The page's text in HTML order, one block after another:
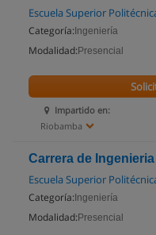
Escuela Superior
Categoría: Ingeniería
Modalidad: Presencial
Impartido en:
Riobamba
Carrera de
Escuela Superior
Categoría: Ingeniería
Modalidad: Presencial